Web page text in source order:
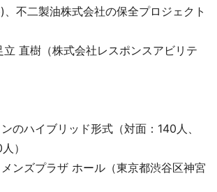
不二製油株式会社の保全プロジェクト
直樹（株式会社レスポンスアビリテ
のハイブリッド形式（対面：140人、
）
ンズプラザ ホール（東京都渋谷区神宮